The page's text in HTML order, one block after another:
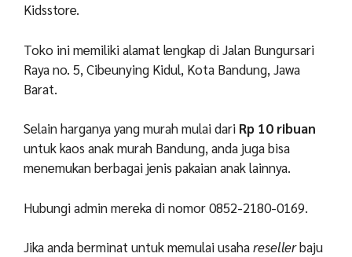
Kidsstore.
Toko ini memiliki alamat lengkap di Jalan Bungursari
Raya no. 5, Cibeunying Kidul, Kota Bandung, Jawa
Barat.
Selain harganya yang murah mulai dari Rp 10 ribuan
untuk kaos anak murah Bandung, anda juga bisa
menemukan berbagai jenis pakaian anak lainnya.
Hubungi admin mereka di nomor 0852-2180-0169.
Jika anda berminat untuk memulai usaharesellerbaju